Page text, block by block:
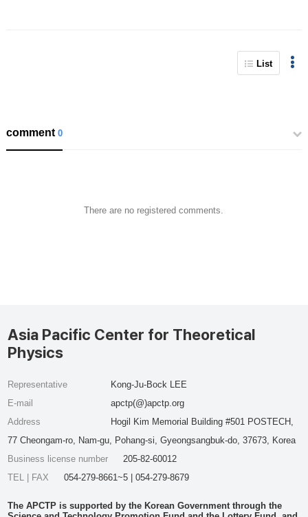
List
comment0
There are no registered comments.
Asia Pacific Center for Theoretical
Physics
Representative
Kong-Ju-Bock LEE
E-mail
apctp(@)apctp.org
Address
Hogil Kim Memorial Building #501 POSTECH,
77 Cheongam-ro, Nam-gu, Pohang-si, Gyeongsangbuk-do, 37673, Korea
Business license number
205-82-60012
TEL | FAX
054-279-8661~5 | 054-279-8679
The APCTP is supported by the Korean Government through the